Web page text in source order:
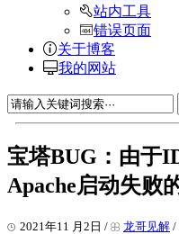
站内工具
错误页面
关于博客
我的网站
宝塔BUG：由于
Apache启动失败
2021年11 月2日 / 龙哥见解 /